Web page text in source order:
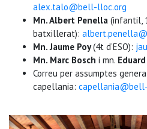
alex.talo@bell-lloc.org
Mn. Albert Penella (infantil,
batxillerat): albert.penella@
Mn. Jaume Poy(4t d’ESO):
Mn. Marc Bosch i mn.
Correu per assumptes
capellania: capellania@bell-